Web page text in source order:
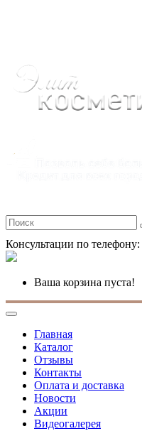
Консультации по телефону:
Ваша корзина пуста!
Главная
Каталог
Отзывы
Контакты
Оплата и доставка
Новости
Акции
Видеогалерея